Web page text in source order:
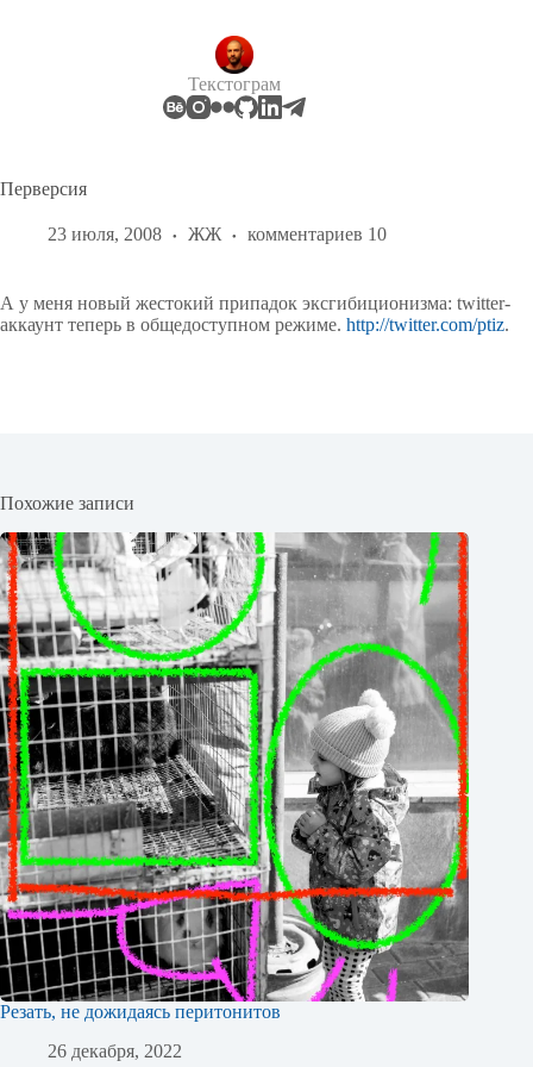
Текстограм
Перверсия
23 июля, 2008 ЖЖ комментариев 10
А у меня новый жестокий припадок эксгибиционизма: twitter-
аккаунт теперь в общедоступном режиме. http://twitter.com/ptiz.
Похожие записи
Резать, не дожидаясь перитонитов
26 декабря, 2022